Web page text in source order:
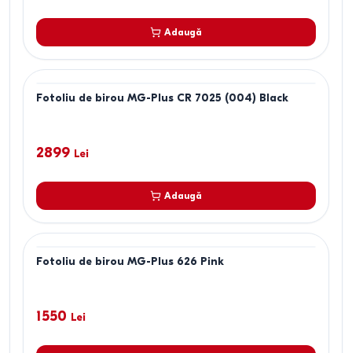
Adaugă
Fotoliu de birou MG-Plus CR 7025 (004) Black
2899 Lei
Adaugă
Fotoliu de birou MG-Plus 626 Pink
1550 Lei